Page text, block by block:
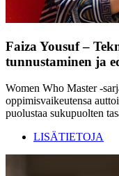
Faiza Yousuf –
tunnustaminen ja
Women Who Master -
oppimisvaikeutensa
puolustaa sukupuolten
LISÄTIETOJA